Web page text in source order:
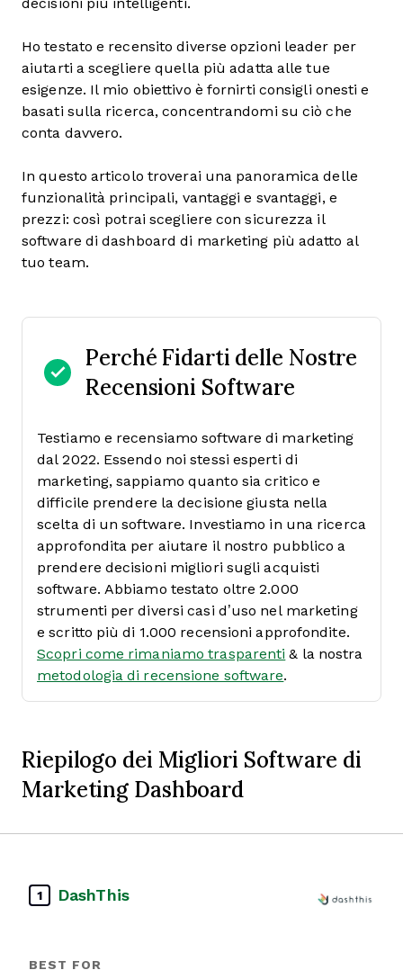
decisioni più intelligenti.
Ho testato e recensito diverse opzioni leader per
aiutarti a scegliere quella più adatta alle tue
esigenze. Il mio obiettivo è fornirti consigli onesti e
basati sulla ricerca, concentrandomi su ciò che
conta davvero.
In questo articolo troverai una panoramica delle
funzionalità principali, vantaggi e svantaggi, e
prezzi: così potrai scegliere con sicurezza il
software di dashboard di marketing più adatto al
tuo team.
Perché Fidarti delle Nostre
Recensioni Software
Testiamo e recensiamo software di marketing
dal 2022. Essendo noi stessi esperti di
marketing, sappiamo quanto sia critico e
difficile prendere la decisione giusta nella
scelta di un software. Investiamo in una ricerca
approfondita per aiutare il nostro pubblico a
prendere decisioni migliori sugli acquisti
software. Abbiamo testato oltre 2.000
strumenti per diversi casi d’uso nel marketing
e scritto più di 1.000 recensioni approfondite.
Scopri come rimaniamo trasparenti & la nostra
metodologia di recensione software.
Riepilogo dei Migliori Software di
Marketing Dashboard
1 DashThis